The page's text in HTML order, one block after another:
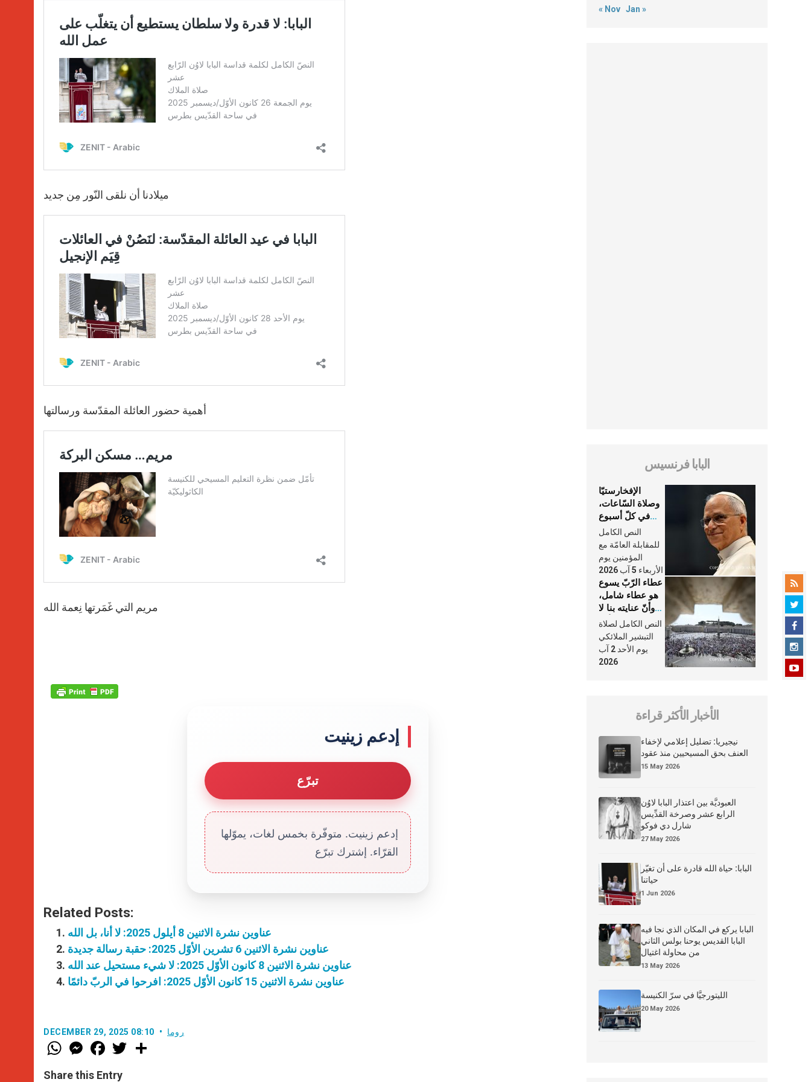
ميلادنا أن نلقى النّور مِن جديد
أهمية حضور العائلة المقدّسة ورسالتها
مريم التي غَمَرتها نِعمة الله
إدعم زينيت
تبرّع
إدعم زينيت. متوفّرة بخمس لغات، يموّلها
القرّاء. إشترك تبرّع
Related Posts:
عناوين نشرة الاثنين 8 أيلول 2025: لا أنا، بل الله
عناوين نشرة الاثنين 6 تشرين الأوّل 2025: حقبة رسالة جديدة
عناوين نشرة الاثنين 8 كانون الأوّل 2025: لا شيء مستحيل عند الله
عناوين نشرة الاثنين 15 كانون الأوّل 2025: افرحوا في الربّ دائمًا
DECEMBER 29, 2025 08:10 روما
W
h
t
M
e
s
F
a
e
w
Share this Entry
« Nov Jan »
البابا فرنسيس
الإفخارستيّا
وصلاة السّاعات،
في كلّ أسبوع
وكلّ يوم، هما
النَّفَس في حياة
الكنيسة
النص الكامل
للمقابلة العامّة مع
المؤمنين يوم
الأربعاء 5 آب 2026
عطاء الرّبّ يسوع
هو عطاء شامل،
وأنّ عنايته بنا لا
تغيب عنّا أبدًا
النص الكامل لصلاة
التبشير الملائكي
يوم الأحد 2 آب
2026
الأخبار الأكثر قراءة
نيجيريا: تضليل إعلامي لإخفاء
العنف بحق المسيحيين منذ عقود
15 May 2026
العبوديَّة بين اعتذار البابا لاوُن
الرابع عشر وصرخة القدِّيس
شارل دي فوكو
27 May 2026
البابا: حياة الله قادرة على أن تغيّر
حياتنا
1 Jun 2026
البابا يركع في المكان الذي نجا فيه
البابا القديس يوحنا بولس الثاني
من محاولة اغتيال
13 May 2026
الليتورجيَّا في سرّ الكنيسة
20 May 2026